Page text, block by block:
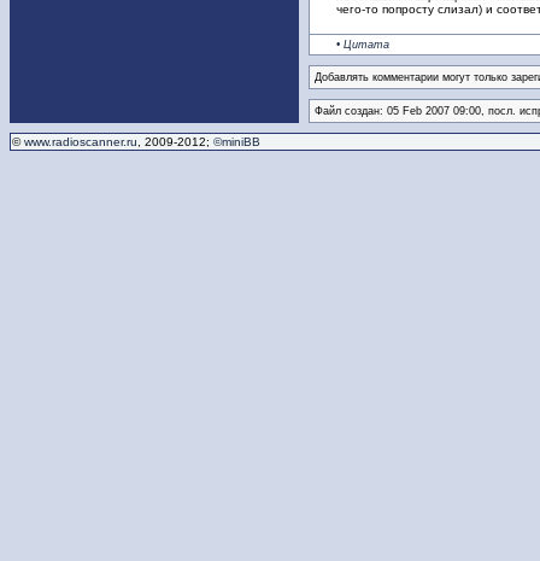
чего-то попросту слизал) и
• Цитата
Добавлять комментарии могут только
Файл создан: 05 Feb 2007 09:00, посл.
©www.radioscanner.ru , 2009-2012; ©miniBB